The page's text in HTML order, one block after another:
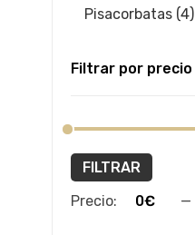
Pisacorbatas (4)
Filtrar por precio
FILTRAR
Precio:
—